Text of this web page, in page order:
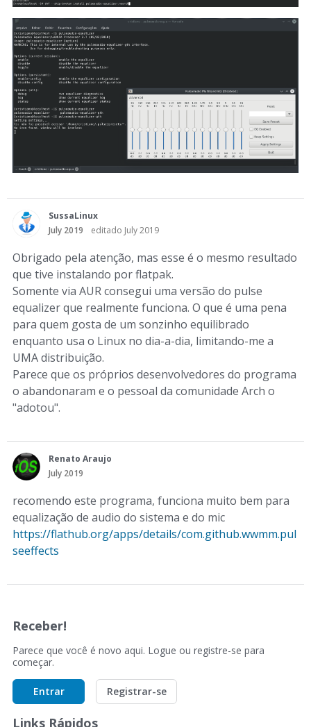
SussaLinux
July 2019
editado July 2019
Obrigado pela atenção, mas esse é o mesmo resultado
que tive instalando por flatpak.
Somente via AUR consegui uma versão do pulse
equalizer que realmente funciona. O que é uma pena
para quem gosta de um sonzinho equilibrado
enquanto usa o Linux no dia-a-dia, limitando-me a
UMA distribuição.
Parece que os próprios desenvolvedores do programa
o abandonaram e o pessoal da comunidade Arch o
"adotou".
Renato Araujo
July 2019
recomendo este programa, funciona muito bem para
equalização de audio do sistema e do mic
https://flathub.org/apps/details/com.github.wwmm.pul
seeffects
Receber!
Parece que você é novo aqui. Logue ou registre-se para
começar.
Entrar Registrar-se
Links Rápidos